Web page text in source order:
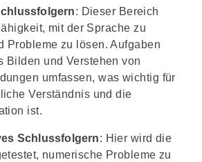
: Dieser Bereich
mit der Sprache zu
Probleme zu lösen. Aufgaben
Bilden und Verstehen von
umfassen, was wichtig für
Verständnis und die
ist.
Schlussfolgern: Hier wird die
numerische Probleme zu